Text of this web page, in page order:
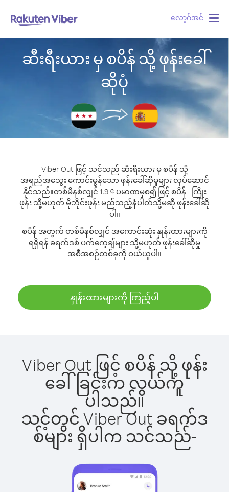
လော့ဂ်အင်
ဆီးရီးယား မှ စပိန် သို့ ဖုန်းခေါ်
ဆိုပုံ
Viber Out ဖြင့် သင်သည် ဆီးရီးယား မှ စပိန် သို့
အရည်အသွေး ကောင်းမွန်သော ဖုန်းခေါ်ဆိုမှုများ လုပ်ဆောင်
နိုင်သည်။တစ်မိနစ်လျှင် 1.9 ¢ ပမာဏမှစ၍ ဖြင့် စပိန် - ကြိုး
ဖုန်း သို့မဟုတ် မိုဘိုင်းဖုန်း မည်သည့်နံပါတ်သို့မဆို ဖုန်းခေါ်ဆို
ပါ။
စပိန် အတွက် တစ်မိနစ်လျှင် အကောင်းဆုံး နှုန်းထားများကို
ရရှိရန် ခရက်ဒစ် ပက်ကေ့ချ်များ သို့မဟုတ် ဖုန်းခေါ်ဆိုမှု
အစီအစဉ်တစ်ခုကို ဝယ်ယူပါ။
နှုန်းထားများကို ကြည့်ပါ
Viber Out ဖြင့် စပိန် သို့ ဖုန်း
ခေါ်ခြင်းက လွယ်ကူ
ပါသည်။
သင့်တွင် Viber Out ခရက်ဒ
စ်များ ရှိပါက သင်သည်-